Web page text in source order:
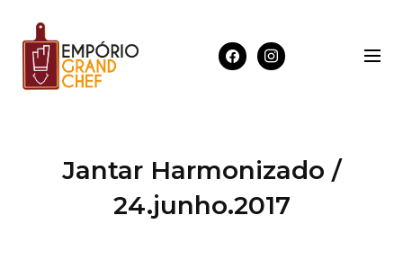
Jantar Harmonizado /
24.junho.2017